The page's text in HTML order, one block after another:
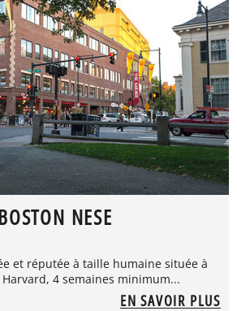
NESE
et réputée à taille humaine située à
4 semaines minimum...
EN SAVOIR PLUS